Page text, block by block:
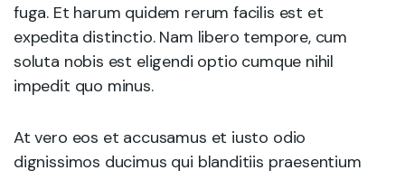
fuga. Et harum quidem rerum facilis est et
expedita distinctio. Nam libero tempore, cum
soluta nobis est eligendi optio cumque nihil
impedit quo minus.
At vero eos et accusamus et iusto odio
dignissimos ducimus qui blanditiis praesentium